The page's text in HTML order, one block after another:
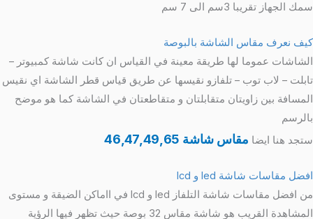
سمك الجهاز تقريبا 3سم الى 7 سم
كيف نعرف مقاس الشاشة بالبوصة
الشاشات عموما لها طريقة معينة في القياس ان كانت شاشة كمبيوتر –
تابلت – لاب توب – تلفازو نقيسها عن طريق قياس قطر الشاشة اي نقيس
المسافة بين زاويتان متقابلتان و متقاطعتان في الشاشة كما هو موضح
بالرسم
ستجد هنا ايضا مقاس شاشة 46,47,49,65
افضل مقاسات شاشة led و lcd
من افضل مقاسات شاشة التلفاز led و lcd في ااماكن الضيقة و مستوى
المشاهدة القريب هو شاشة مقاس 32 بوصة حيث تظهر فيها الرؤية